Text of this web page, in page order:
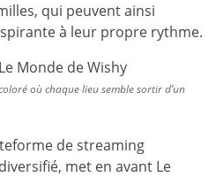
qui peuvent ainsi
à leur propre rythme.
où chaque lieu semble sortir d’un
de streaming
met en avant Le